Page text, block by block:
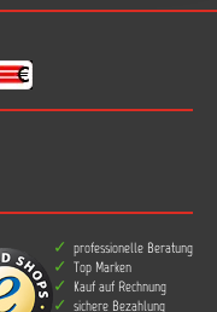
professionelle Beratung
Top Marken
Kauf auf Rechnung
sichere Bezahlung